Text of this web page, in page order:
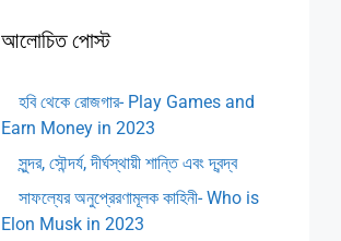
আলোচিত পোস্ট
হবি থেকে রোজগার- Play Games and
Earn Money in 2023
সুন্দর, সৌন্দর্য, দীর্ঘস্থায়ী শান্তি এবং দ্বন্দ্ব
সাফল্যের অনুপ্রেরণামূলক কাহিনী- Who is
Elon Musk in 2023